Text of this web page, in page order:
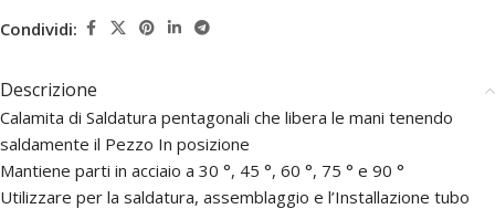
Condividi:
Descrizione
Calamita di Saldatura pentagonali che libera le mani tenendo
saldamente il Pezzo In posizione
Mantiene parti in acciaio a 30 °, 45 °, 60 °, 75 ° e 90 °
Utilizzare per la saldatura, assemblaggio e l’Installazione tubo